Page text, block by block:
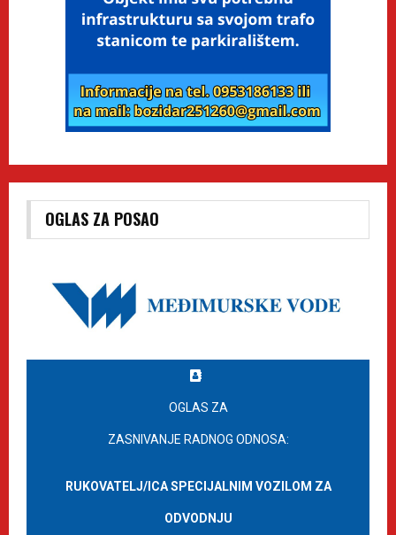
OGLAS ZA POSAO
OGLAS ZA
ZASNIVANJE RADNOG ODNOSA:
RUKOVATELJ/ICA SPECIJALNIM VOZILOM ZA
ODVODNJU